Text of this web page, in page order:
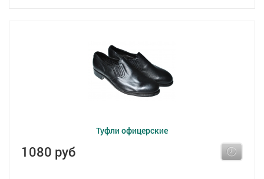
Туфли офицерские
1080 руб